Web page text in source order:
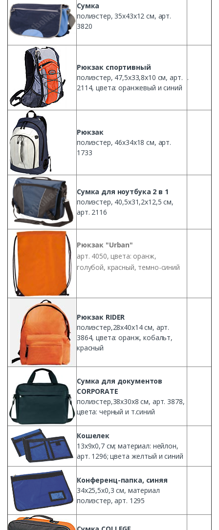
Сумка
полиэстер, 35х43х12 см, арт.
3820
Рюкзак спортивный
полиэстер, 47,5х33,8х10 см, арт.
2114, цвета: оранжевый исиний
.
Рюкзак
полиэстер, 46х34х18 см, арт.
1733
Сумка для ноутбука 2 в 1
полиэстер, 40,5х31,2х12,5см,
арт. 2116
Рюкзак "Urban"
арт. 4050, цвета: оранж,
голубой, красный, темно-синий
Рюкзак RIDER
полиэстер,28x40x14 см, арт.
3864, цвета:оранж,кобальт,
красный
Сумка для документов
CORPORATE
полиэстер,38x30x8 см, арт. 3878,
цвета: черный и т.синий
Кошелек
13х9х0,7 см;материал: нейлон,
арт. 1296; цвета желтый исиний
Конференц-папка, синяя
34х25,5х0,3см, материал
полиэстер, арт. 1295